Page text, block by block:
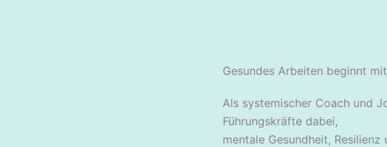
Gesundes Arbeiten beginnt
Als systemischer Coach und
Führungskräfte dabei,
mentale Gesundheit,